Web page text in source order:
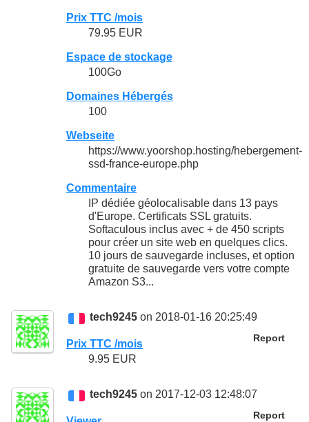
Prix TTC /mois
79.95 EUR
Espace de stockage
100Go
Domaines Hébergés
100
Webseite
https://www.yoorshop.hosting/hebergement-
ssd-france-europe.php
Commentaire
IP dédiée géolocalisable dans 13 pays
d'Europe. Certificats SSL gratuits.
Softaculous inclus avec + de 450 scripts
pour créer un site web en quelques clics.
10 jours de sauvegarde incluses, et option
gratuite de sauvegarde vers votre compte
Amazon S3...
tech9245 on 2018-01-16 20:25:49
Report
Prix TTC /mois
9.95 EUR
tech9245 on 2017-12-03 12:48:07
Report